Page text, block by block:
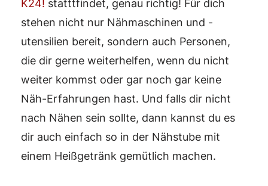
K24! statttfindet, genau richtig! Für dich
stehen nicht nur Nähmaschinen und -
utensilien bereit, sondern auch Personen,
die dir gerne weiterhelfen, wenn du nicht
weiter kommst oder gar noch gar keine
Näh-Erfahrungen hast. Und falls dir nicht
nach Nähen sein sollte, dann kannst du es
dir auch einfach so in der Nähstube mit
einem Heißgetränk gemütlich machen.